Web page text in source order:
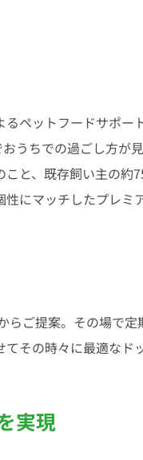
ペットフードサポー
うちでの過ごし方が
と、既存飼い主の約
にマッチしたプレミ
ご提案。その場で定
その時々に最適なド
実現